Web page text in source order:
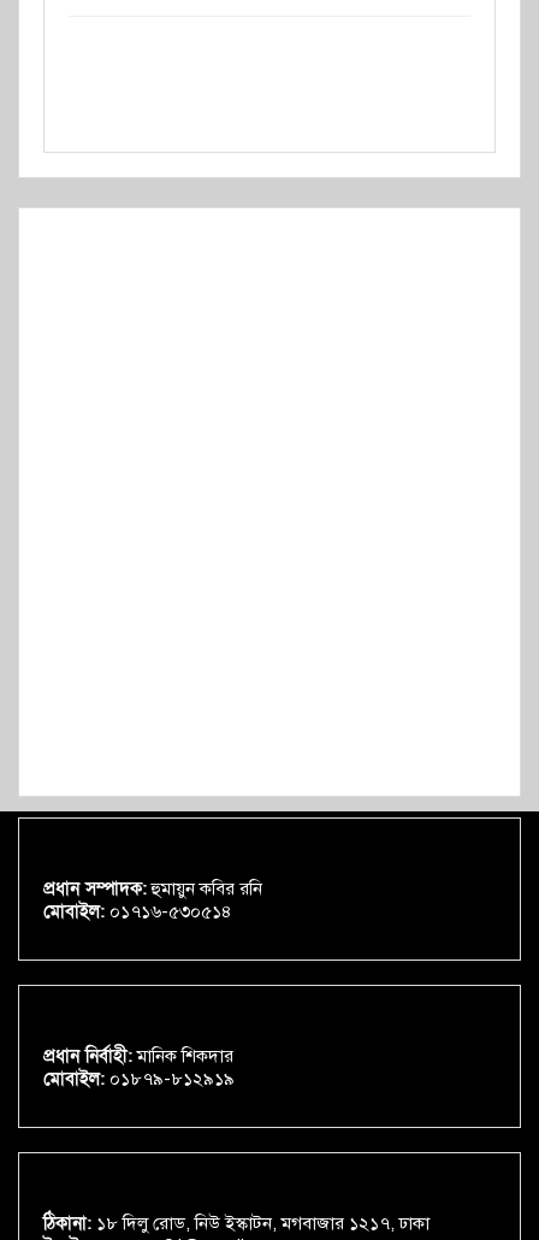
প্রধান সম্পাদক:হুমায়ুন কবির রনি
মোবাইল: ০১৭১৬-৫৩০৫১৪
প্রধান নির্বাহী:মানিক শিকদার
মোবাইল: ০১৮৭৯-৮১২৯১৯
ঠিকানা: ১৮ দিলু রোড, নিউ ইস্কাটন, মগবাজার ১২১৭, ঢাকা